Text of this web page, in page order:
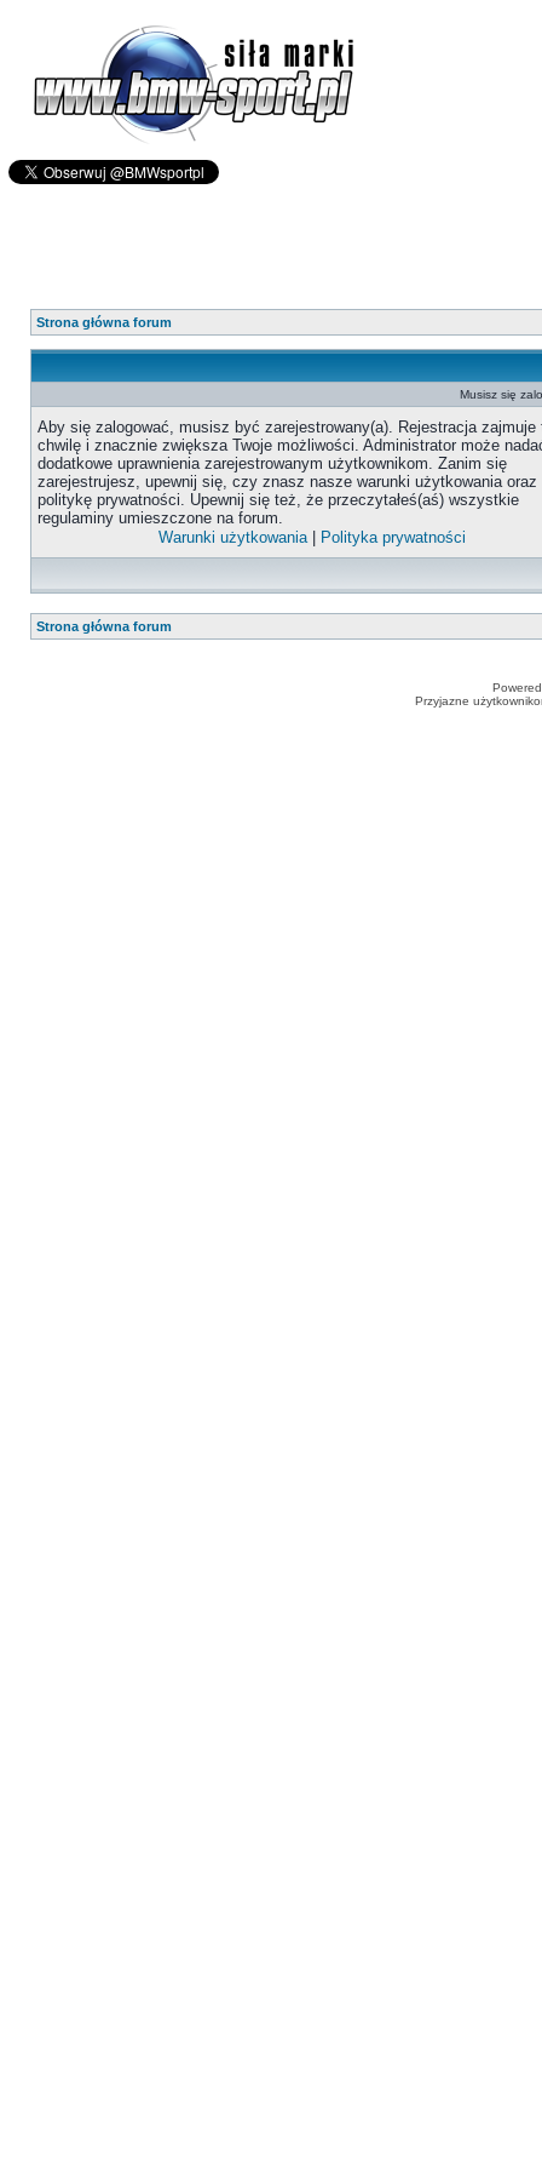
Strona główna forum
Musisz się
Aby się zalogować, musisz być zarejestrowany(a). Rejestracja zajmuje
chwilę i znacznie zwiększa Twoje możliwości. Administrator może
dodatkowe uprawnienia zarejestrowanym użytkownikom. Zanim się
zarejestrujesz, upewnij się, czy znasz nasze warunki użytkowania oraz
politykę prywatności. Upewnij się też, że przeczytałeś(aś) wszystkie
regulaminy umieszczone na forum.
Warunki użytkowania| Polityka prywatności
Strona główna forum
Przyjazne